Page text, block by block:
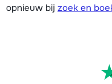
opnieuw bij zoek en